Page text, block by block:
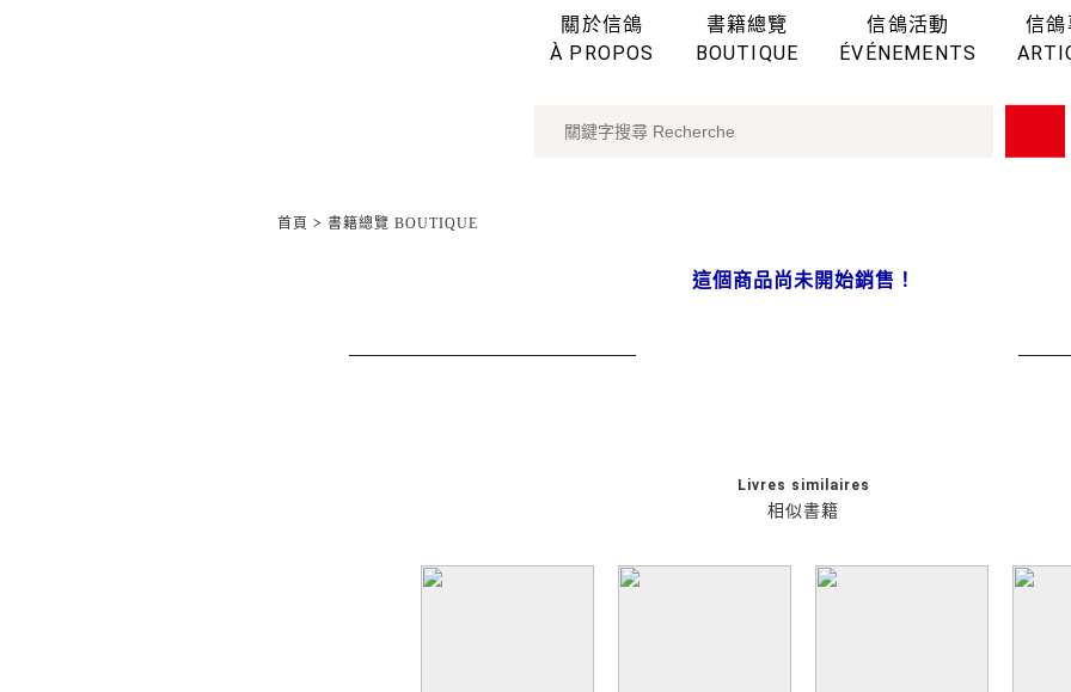
關於信鴿
À PROPOS
書籍總覽
BOUTIQUE
信鴿活動
ÉVÉNEMENTS
信鴿
首頁 > 書籍總覽 BOUTIQUE
這個商品尚未開始銷售！
相似書籍
Livres similaires